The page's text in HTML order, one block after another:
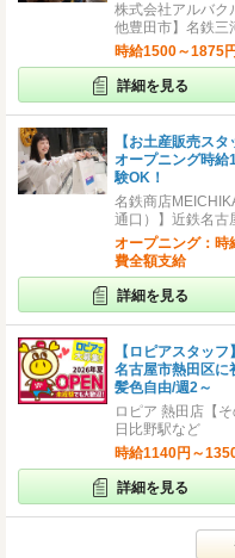
株式会社アルバ
他豊田市】名鉄三
時給1500～1875
詳細を見る
【お土産販売スタ
オープニング時
験OK！
名鉄商店
通口）】近鉄名古
オープニング：
費全額支給
詳細を見る
【ロピアスタッフ】
名古屋市熱田区に
髪色自由/週2～
ロピア 熱田店【
日比野駅など
時給1140円～
詳細を見る